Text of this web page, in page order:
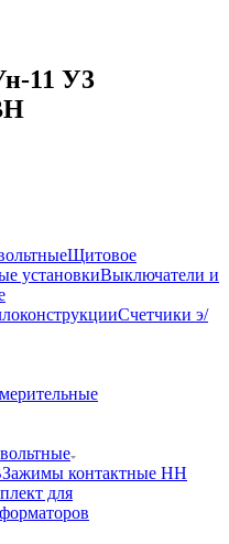
11 У3
Щитовое
установкиВыключатели и
Счетчики э/
Зажимы контактные НН
для